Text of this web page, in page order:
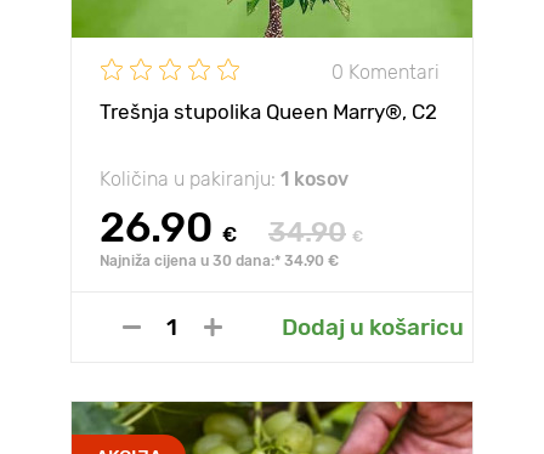
0 Komentari
Trešnja stupolika Queen Marry®, C2
Količina u pakiranju: 1 kosov
26.90 € 34.90 €
Najniža cijena u 30 dana:* 34.90 €
Dodaj u košaricu